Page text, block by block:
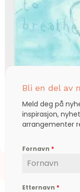
Bli en del av
Meld deg på
inspirasjon,
arrangementer
Fornavn *
Etternavn *